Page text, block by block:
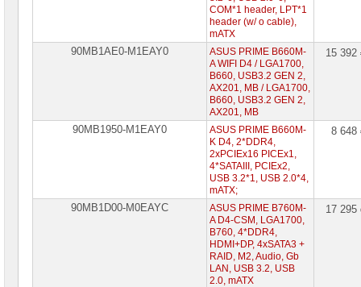
обеспечение
Специальные
COM*1 header, LPT*1
header (w/ o cable),
mATX
90MB1AE0-M1EAY0
ASUS PRIME B660M-
A WIFI D4 / LGA1700,
B660, USB3.2 GEN 2,
AX201, MB / LGA1700,
B660, USB3.2 GEN 2,
AX201, MB
15
90MB1950-M1EAY0
ASUS PRIME B660M-
K D4, 2*DDR4,
2xPCIEx16 PICEx1,
4*SATAIII, PCIEx2,
USB 3.2*1, USB 2.0*4,
mATX;
8
90MB1D00-M0EAYC
ASUS PRIME B760M-
A D4-CSM, LGA1700,
B760, 4*DDR4,
HDMI+DP, 4xSATA3 +
RAID, M2, Audio, Gb
LAN, USB 3.2, USB
2.0, mATX
17